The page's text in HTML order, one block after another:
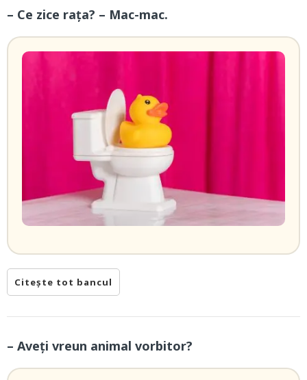
– Ce zice rața? – Mac-mac.
Citește tot bancul
– Aveți vreun animal vorbitor?